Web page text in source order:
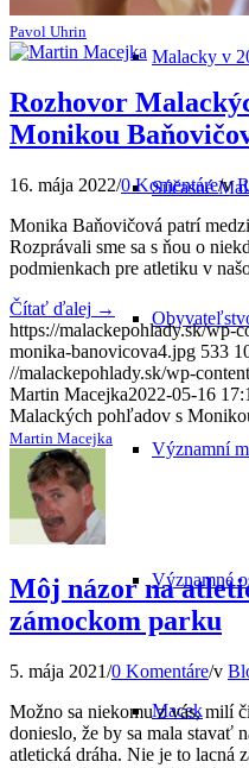
Malacky v
Súčasné
Významní
Významné
Macek
Pavol Uhrin
Rozhovor
Monikou
16. mája 2022/0 Komentáre/v
Monika Baňovičová patrí
Rozprávali sme sa s ňou o
podmienkach pre atletiku v
Čítať ďalej →
https://malackepohlady.sk/wp-
monika-banovicova4.jpg 533
//malackepohlady.sk/wp-
Martin Macejka2022-05-16
Malackých pohľadov s
Martin Macejka
Môj názor na
zámockom parku
5. mája 2021/0 Komentáre/v
Možno sa niekomu z vás, milí
donieslo, že by sa mala stavať
atletická dráha. Nie je to lacná